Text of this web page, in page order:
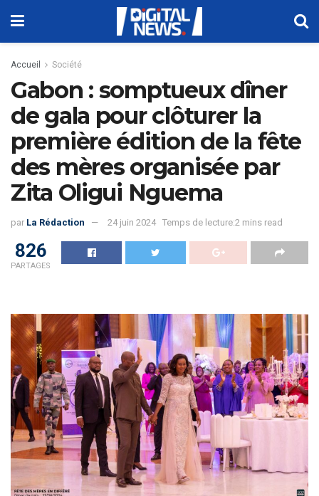
Accueil Société
Gabon : somptueux dîner
de gala pour clôturer la
première édition de la fête
des mères organisée par
Zita Oligui Nguema
par La Rédaction 24 juin 2024 Temps de lecture:2 mins read
826
PARTAGES